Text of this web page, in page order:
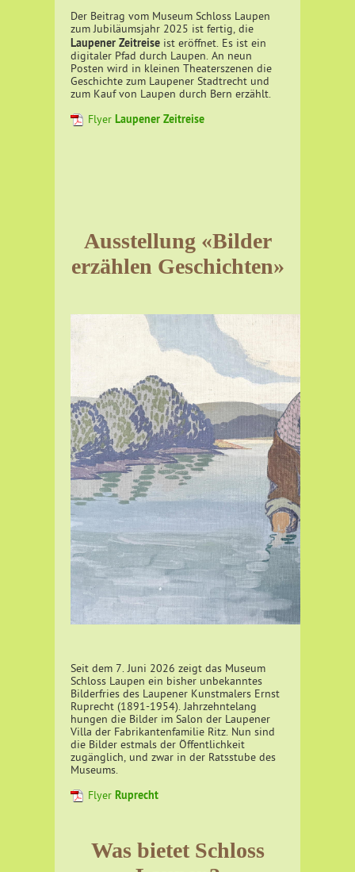
Der Beitrag vom Museum Schloss Laupen
zum Jubiläumsjahr 2025 ist fertig, die
Laupener Zeitreise ist eröffnet. Es ist ein
digitaler Pfad durch Laupen. An neun
Posten wird in kleinen Theaterszenen die
Geschichte zum Laupener Stadtrecht und
zum Kauf von Laupen durch Bern erzählt.
Flyer Laupener Zeitreise
Ausstellung «Bilder
erzählen Geschichten»
Seit dem 7. Juni 2026 zeigt das Museum
Schloss Laupen ein bisher unbekanntes
Bilderfries des Laupener Kunstmalers Ernst
Ruprecht (1891-1954). Jahrzehntelang
hungen die Bilder im Salon der Laupener
Villa der Fabrikantenfamilie Ritz. Nun sind
die Bilder estmals der Öffentlichkeit
zugänglich, und zwar in der Ratsstube des
Museums.
Flyer Ruprecht
Was bietet Schloss